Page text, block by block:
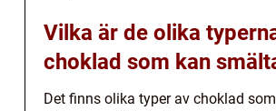
Vilka är de olika
choklad som kan
Det finns olika typer av choklad